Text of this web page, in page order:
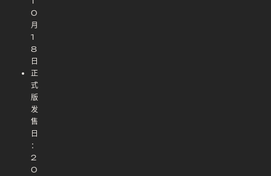
0
月
1
8
日
正
式
版
发
售
日
：
2
0